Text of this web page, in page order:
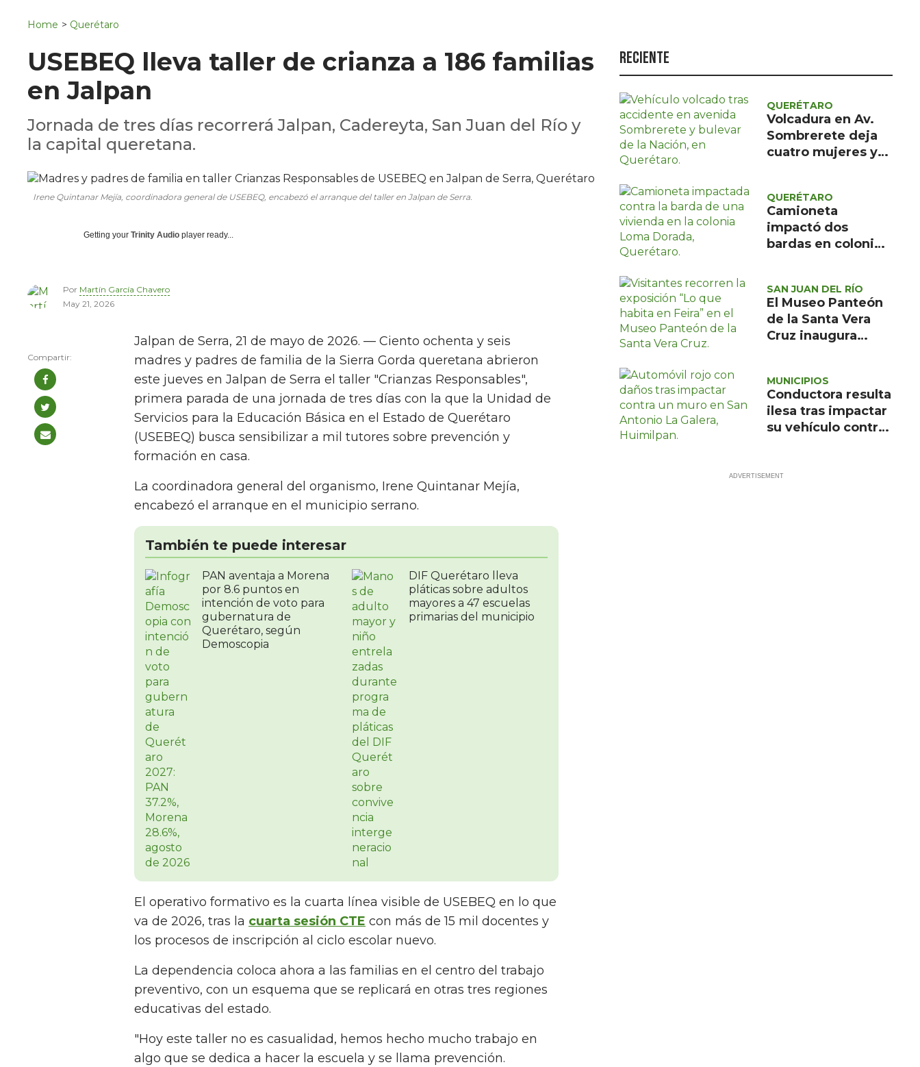
Política
Turismo
Asuntos Sociales
Home > Querétaro
USEBEQ lleva taller de crianza a 186 familias
en Jalpan
Jornada de tres días recorrerá Jalpan, Cadereyta, San Juan del Río y
la capital queretana.
Irene Quintanar Mejía, coordinadora general de USEBEQ, encabezó el arranque del taller en Jalpan de Serra.
Getting your Trinity Audio player ready...
Por Martín García Chavero
May 21, 2026
Jalpan de Serra, 21 de mayo de 2026. — Ciento ochenta y seis
madres y padres de familia de la Sierra Gorda queretana abrieron
este jueves en Jalpan de Serra el taller "Crianzas Responsables",
primera parada de una jornada de tres días con la que la Unidad de
Servicios para la Educación Básica en el Estado de Querétaro
(USEBEQ) busca sensibilizar a mil tutores sobre prevención y
formación en casa.
La coordinadora general del organismo, Irene Quintanar Mejía,
encabezó el arranque en el municipio serrano.
También te puede interesar
PAN aventaja a Morena
por 8.6 puntos en
intención de voto para
gubernatura de
Querétaro, según
Demoscopia
DIF Querétaro lleva
pláticas sobre adultos
mayores a 47 escuelas
primarias del municipio
El operativo formativo es la cuarta línea visible de USEBEQ en lo que
va de 2026, tras la cuarta sesión CTE con más de 15 mil docentes y
los procesos de inscripción al ciclo escolar nuevo.
La dependencia coloca ahora a las familias en el centro del trabajo
preventivo, con un esquema que se replicará en otras tres regiones
educativas del estado.
"Hoy este taller no es casualidad, hemos hecho mucho trabajo en
algo que se dedica a hacer la escuela y se llama prevención.
Reciente
QUERÉTARO
Volcadura en Av.
Sombrerete deja
cuatro mujeres y
prehospitalaria
QUERÉTARO
Camioneta
impactó dos
bardas en colonia
descartó riesgos
SAN JUAN DEL RÍO
El Museo Panteón
de la Santa Vera
Cruz inaugura
de la Feira
MUNICIPIOS
Conductora resulta
ilesa tras impactar
su vehículo contra